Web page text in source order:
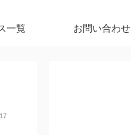
一覧 お問い合わせ